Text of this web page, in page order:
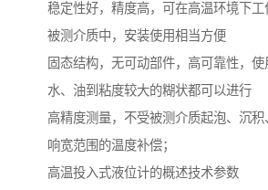
稳定性好，精度高，可在高温环境下
被测介质中，安装使用相当方便
固态结构，无可动部件，高可靠性，
水、油到粘度较大的糊状都可以进行
高精度测量，不受被测介质起泡、沉
响宽范围的温度补偿；
高温投入式液位计的概述技术参数